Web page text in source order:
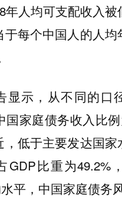
年人均可支配收入
于每个中国人的人均
示，从不同的口径
国家庭债务收入比
，低于主要发达国
GDP比重为49.2%
平，中国家庭债务